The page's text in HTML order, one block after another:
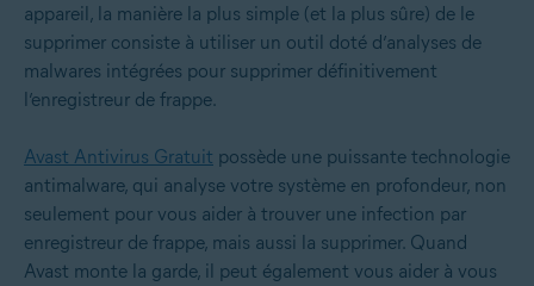
appareil, la manière la plus simple (et la plus sûre) de le
supprimer consiste à utiliser un outil doté d’analyses de
malwares intégrées pour supprimer définitivement
l’enregistreur de frappe.
Avast Antivirus Gratuit possède une puissante technologie
antimalware, qui analyse votre système en profondeur, non
seulement pour vous aider à trouver une infection par
enregistreur de frappe, mais aussi la supprimer. Quand
Avast monte la garde, il peut également vous aider à vous